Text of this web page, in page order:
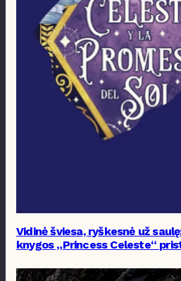
Vidinė šviesa, ryškesnė už
knygos „Princess Celeste“